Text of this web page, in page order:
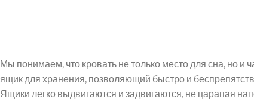
Мы понимаем, что кровать не только место для сна, но и
ящик для хранения, позволяющий быстро и
Ящики легко выдвигаются и задвигаются, не царапая